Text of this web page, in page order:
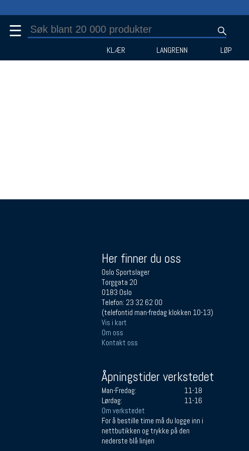
☰
KLÆR LANGRENN LØP
Her finner du oss
Oslo Sportslager
Torggata 20
0183 Oslo
Telefon: 23 32 62 00
(telefontid man-fredag klokken 10-13)
Vis i kart
Om oss
Kontakt oss
Åpningstider verkstedet
Man-Fredag:
11-18
Lørdag:
11-16
Om verkstedet
For å bestille time må du logge inn i
nettbutikken og trykke på den
nederste blå linjen